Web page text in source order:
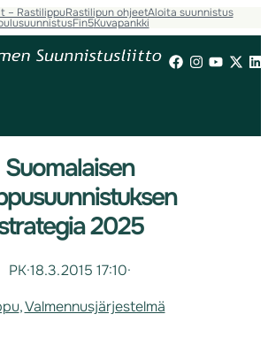
– RastilippuRastilipun ohjeetAloita suunnistus
Fin5Kuvapankki
Suomalaisen
2025
PK·18.3.2015 17:10·
, Valmennusjärjestelmä